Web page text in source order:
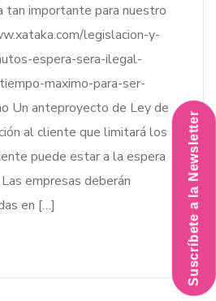
tan importante para nuestro
legislacion-y-
espera-sera-ilegal-
maximo-para-ser-
Un anteproyecto de Ley de
al cliente que limitará los
puede estar a la espera
empresas deberán
en […]
Suscríbete a la Newsletter